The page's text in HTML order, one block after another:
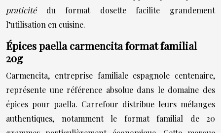
praticité du format dosette facilite grandement
l’utilisation en cuisine.
Épices paella carmencita format familial
20g
Carmencita, entreprise familiale espagnole centenaire,
représente une référence absolue dans le domaine des
épices pour paella. Carrefour distribue leurs mélanges
authentiques, notamment le format familial de 20